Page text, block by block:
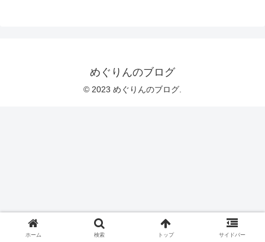
めぐりんのブログ
© 2023 めぐりんのブログ.
ホーム 検索 トップ サイドバー